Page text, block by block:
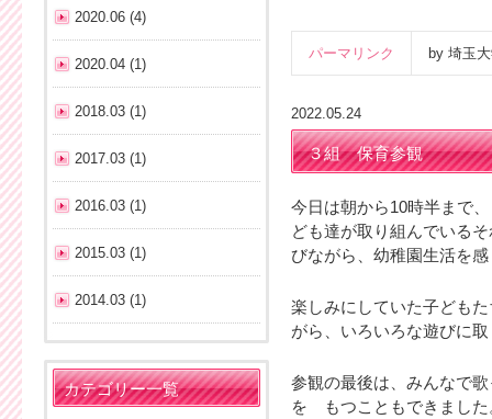
パーマリンク by 埼玉
2022.05.24
３組 保育参観
今日は朝から10時半まで
ども達が取り組んでいる
びながら、幼稚園生活を
楽しみにしていた子ども
がら、いろいろな遊びに
参観の最後は、みんなで
を もつこともできました
2020.06 (4)
2020.04 (1)
2018.03 (1)
2017.03 (1)
2016.03 (1)
2015.03 (1)
2014.03 (1)
カテゴリー一覧